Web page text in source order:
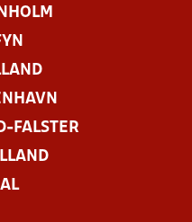
FALSTER